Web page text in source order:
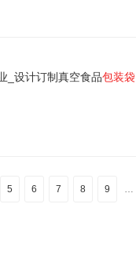
_设计订制真空食品包装袋
5 6 7 8 9 …